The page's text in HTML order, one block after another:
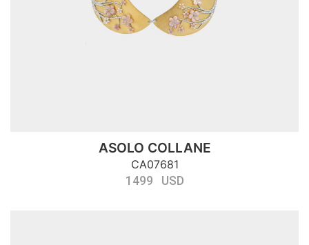
ASOLO COLLANE
CA07681
1499 USD